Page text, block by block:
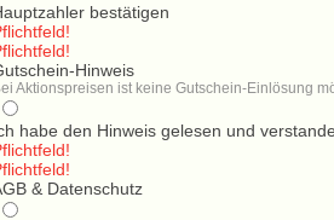
bestätigen
Hinweis
Aktionspreisen ist keine Gutschein-Einlösung
habe den Hinweis gelesen und
& Datenschutz